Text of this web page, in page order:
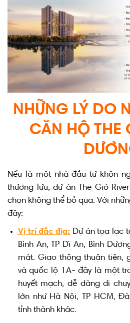
NHỮNG LÝ DO
CĂN HỘ THE
Nếu là một nhà đầu tư khôn
thượng lưu, dự án The Gió
chọn không thể bỏ qua. Với
đây:
Vị trí đắc địa: Dự án tọa lạc
Bình An, TP Dĩ An, Bình
mát. Giao thông thuận tiện,
và quốc lộ 1A- đây là một
huyết mạch, dễ dàng di
lớn như Hà Nội, TP HCM,
tỉnh thành khác.